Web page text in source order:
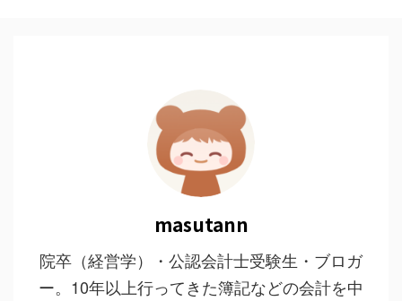
masutann
院卒（経営学）・公認会計士受験生・ブロガ
ー。10年以上行ってきた簿記などの会計を中